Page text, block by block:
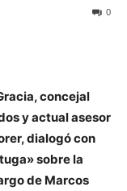
0
concejal
y actual asesor
dialogó con
sobre la
de Marcos